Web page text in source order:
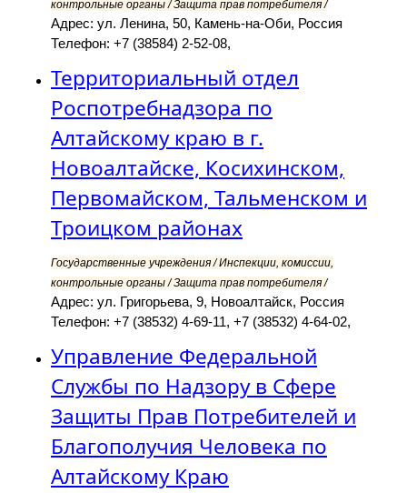
контрольные органы / Защита прав потребителя /
Адрес: ул. Ленина, 50, Камень-на-Оби, Россия
Телефон: +7 (38584) 2-52-08,
Территориальный отдел
Роспотребнадзора по
Алтайскому краю в г.
Новоалтайске, Косихинском,
Первомайском, Тальменском и
Троицком районах
Государственные учреждения / Инспекции, комиссии,
контрольные органы / Защита прав потребителя /
Адрес: ул. Григорьева, 9, Новоалтайск, Россия
Телефон: +7 (38532) 4-69-11, +7 (38532) 4-64-02,
Управление Федеральной
Службы по Надзору в Сфере
Защиты Прав Потребителей и
Благополучия Человека по
Алтайскому Краю